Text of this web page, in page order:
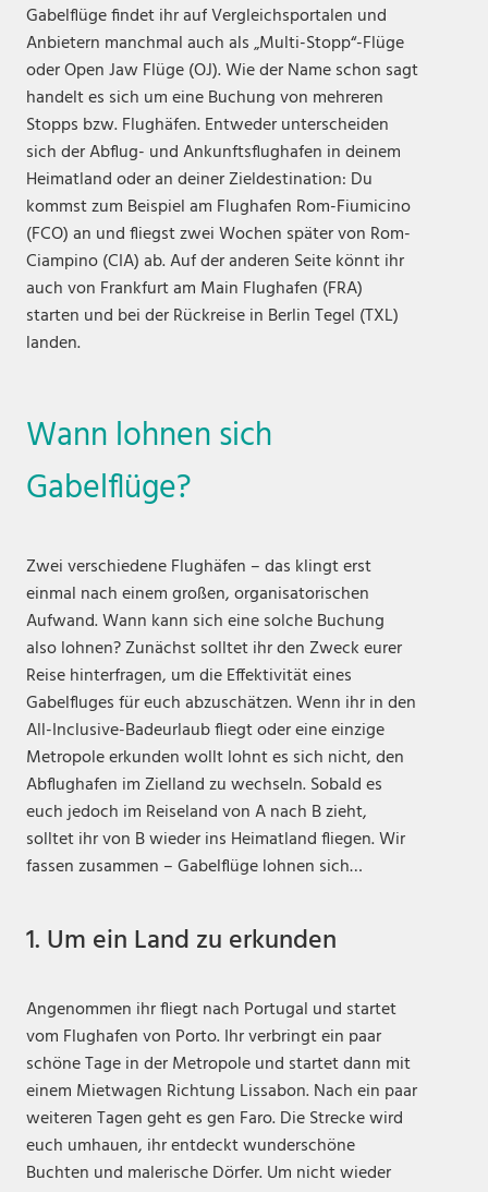
Gabelflüge findet ihr auf Vergleichsportalen und
Anbietern manchmal auch als „Multi-Stopp“-Flüge
oder Open Jaw Flüge (OJ). Wie der Name schon sagt
handelt es sich um eine Buchung von mehreren
Stopps bzw. Flughäfen. Entweder unterscheiden
sich der Abflug- und Ankunftsflughafen in deinem
Heimatland oder an deiner Zieldestination: Du
kommst zum Beispiel am Flughafen Rom-Fiumicino
(FCO) an und fliegst zwei Wochen später von Rom-
Ciampino (CIA) ab. Auf der anderen Seite könnt ihr
auch von Frankfurt am Main Flughafen (FRA)
starten und bei der Rückreise in Berlin Tegel (TXL)
landen.
Wann lohnen sich
Gabelflüge?
Zwei verschiedene Flughäfen – das klingt erst
einmal nach einem großen, organisatorischen
Aufwand. Wann kann sich eine solche Buchung
also lohnen? Zunächst solltet ihr den Zweck eurer
Reise hinterfragen, um die Effektivität eines
Gabelfluges für euch abzuschätzen. Wenn ihr in den
All-Inclusive-Badeurlaub fliegt oder eine einzige
Metropole erkunden wollt lohnt es sich nicht, den
Abflughafen im Zielland zu wechseln. Sobald es
euch jedoch im Reiseland von A nach B zieht,
solltet ihr von B wieder ins Heimatland fliegen. Wir
fassen zusammen – Gabelflüge lohnen sich…
1. Um ein Land zu erkunden
Angenommen ihr fliegt nach Portugal und startet
vom Flughafen von Porto. Ihr verbringt ein paar
schöne Tage in der Metropole und startet dann mit
einem Mietwagen Richtung Lissabon. Nach ein paar
weiteren Tagen geht es gen Faro. Die Strecke wird
euch umhauen, ihr entdeckt wunderschöne
Buchten und malerische Dörfer. Um nicht wieder